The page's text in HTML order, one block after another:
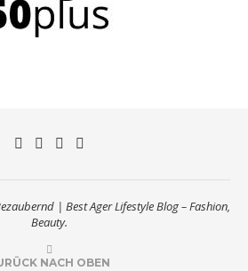
| Best Ager Lifestyle Blog – Fashion,
Beauty.
NACH OBEN